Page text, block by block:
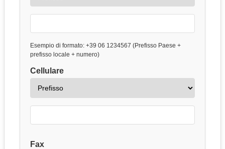
Esempio di formato: +39 06 1234567 (Prefisso Paese +
prefisso locale + numero)
Cellulare
Fax